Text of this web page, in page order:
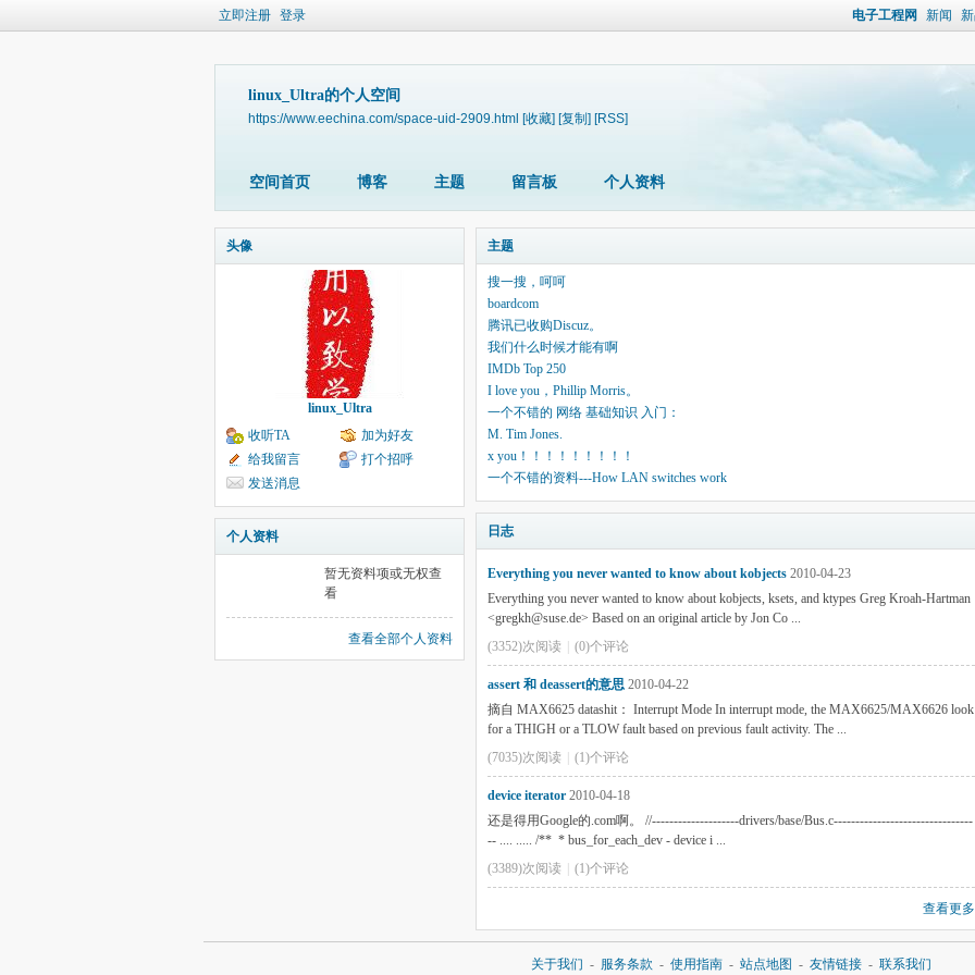
立即注册 登录 电子工程网 新闻
linux_Ultra的个人空间
https://www.eechina.com/space-uid-2909.html [收藏] [复制] [RSS]
空间首页 博客 主题 留言板 个人资料
头像
linux_Ultra
收听TA
加为好友
给我留言
打个招呼
发送消息
个人资料
暂无资料项或无权查
看
查看全部个人资料
主题
搜一搜，呵呵
boardcom
腾讯已收购Discuz。
我们什么时候才能有啊
IMDb Top 250
I love you，Phillip Morris。
一个不错的 网络 基础知识 入门：
M. Tim Jones.
x you！！！！！！！！！
一个不错的资料---How LAN switches work
日志
Everything you never wanted to know about kobjects 2010-04-23
Everything you never wanted to know about kobjects, ksets, and ktypes Greg Kroah-Hartman
<gregkh@suse.de> Based on an original article by Jon Co ...
(3352)次阅读
(0)个评论
assert 和 deassert的意思 2010-04-22
摘自 MAX6625 datashit： Interrupt Mode In interrupt mode, the MAX6625/MAX6626 look
for a THIGH or a TLOW fault based on previous fault activity. The ...
(7035)次阅读
(1)个评论
device iterator 2010-04-18
还是得用Google的.com啊。 //--------------------drivers/base/Bus.c--------------------------------
-- .... ..... /** * bus_for_each_dev - device i ...
(3389)次阅读
(1)个评论
查看更多
关于我们 - 服务条款 - 使用指南 - 站点地图 - 友情链接 - 联系我们